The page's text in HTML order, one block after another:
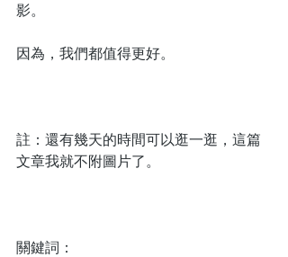
影。
因為，我們都值得更好。
註：還有幾天的時間可以逛一逛，這篇
文章我就不附圖片了。
關鍵詞：